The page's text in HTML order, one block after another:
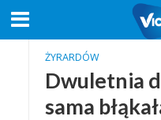
ŻYRARDÓW
Dwuletnia
sama